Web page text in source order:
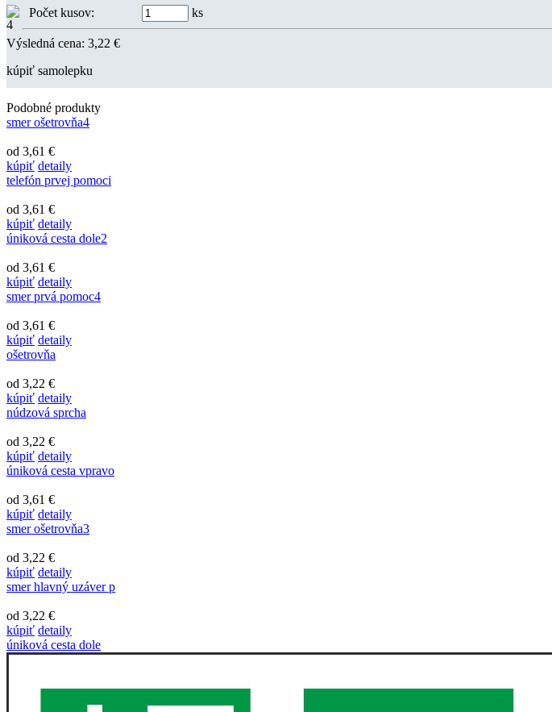
Počet kusov: ks
Výsledná cena: 3,22 €
kúpiť samolepku
Podobné produkty
smer ošetrovňa4
od 3,61 €
kúpiť detaily
telefón prvej pomoci
od 3,61 €
kúpiť detaily
úniková cesta dole2
od 3,61 €
kúpiť detaily
smer prvá pomoc4
od 3,61 €
kúpiť detaily
ošetrovňa
od 3,22 €
kúpiť detaily
núdzová sprcha
od 3,22 €
kúpiť detaily
úniková cesta vpravo
od 3,61 €
kúpiť detaily
smer ošetrovňa3
od 3,22 €
kúpiť detaily
smer hlavný uzáver p
od 3,22 €
kúpiť detaily
úniková cesta dole